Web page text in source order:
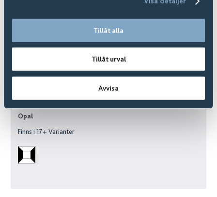
Tillåt alla
Tillåt urval
Avvisa
Opal
Finns i17+ Varianter